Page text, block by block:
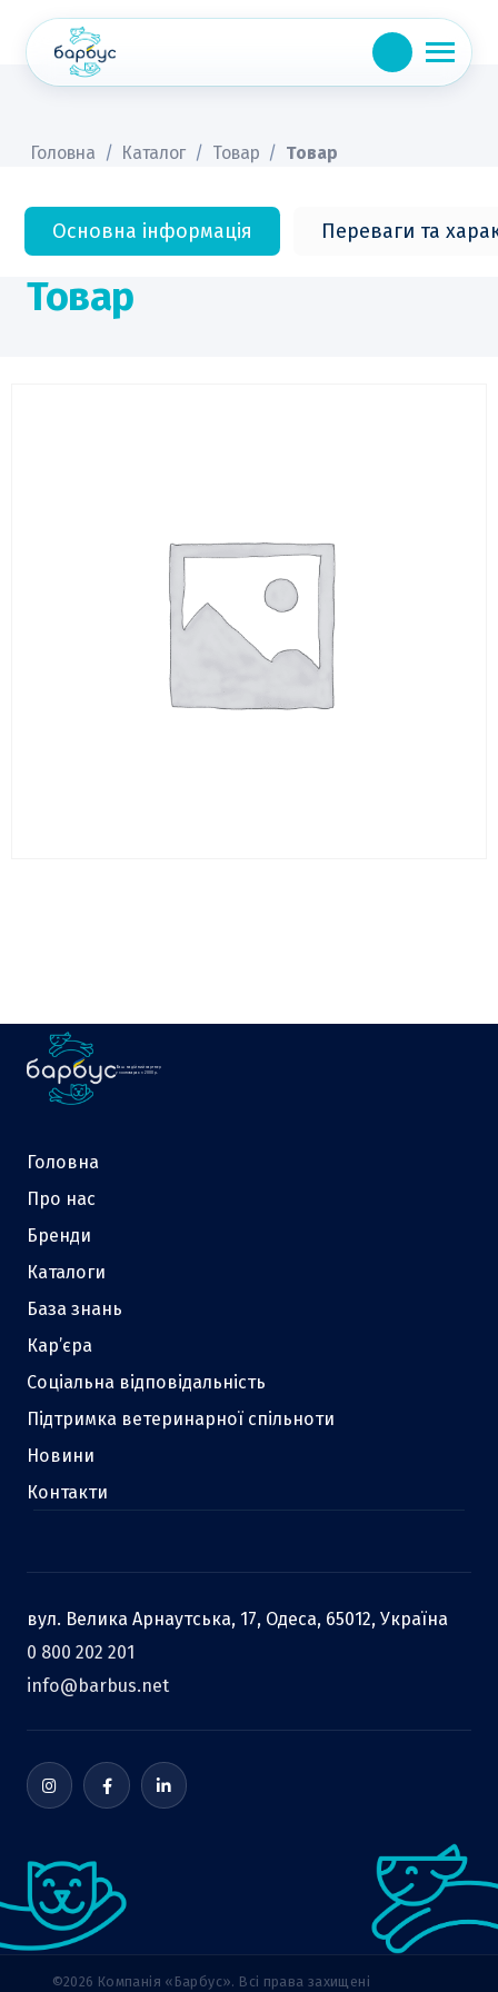
content
Головна / Каталог / Товар / Товар
Основна інформація Переваги та
Товар
Ваш надійний партнер
у зоотоварах з 2000 р.
Головна
Про нас
Бренди
Каталоги
База знань
Кар’єра
Соціальна відповідальність
Підтримка ветеринарної спільноти
Новини
Контакти
вул. Велика Арнаутська, 17, Одеса, 65012, Україна
0 800 202 201
info@barbus.net
©2026 Компанія «Барбус». Всі права захищені